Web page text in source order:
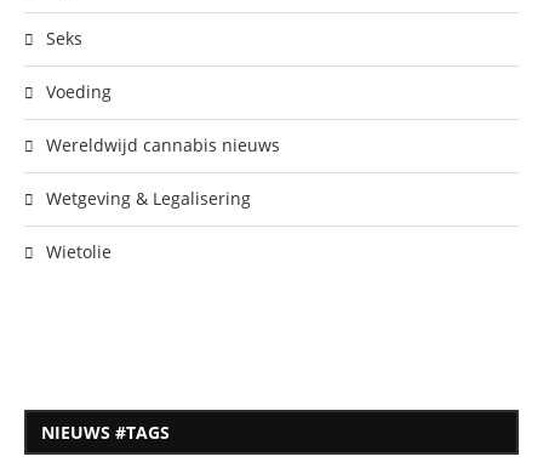
Seks
Voeding
Wereldwijd cannabis nieuws
Wetgeving & Legalisering
Wietolie
NIEUWS #TAGS